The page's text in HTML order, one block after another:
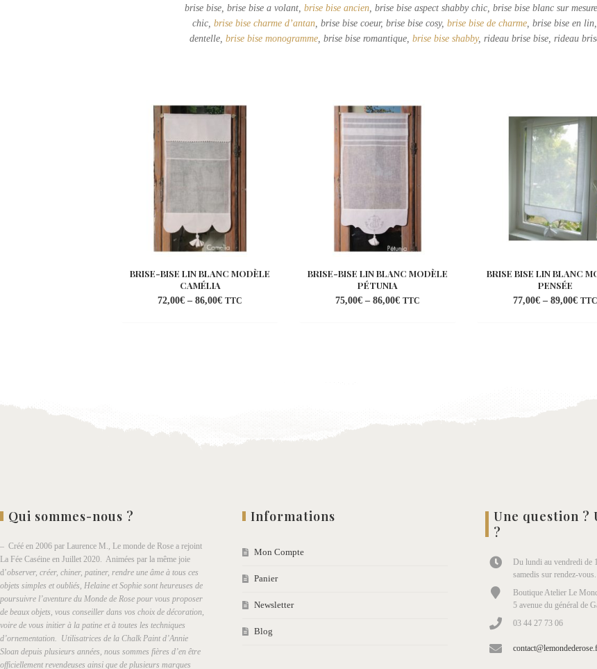
brise bise, brise bise a volant, brise bise ancien, brise bise aspect shabby chic, brise bise blanc sur
chic, brise bise charme d’antan, brise bise coeur, brise bise cosy, brise bise de charme, brise bise en
dentelle, brise bise monogramme, brise bise romantique, brise bise shabby, rideau brise bise, rideau
BRISE-BISE LIN BLANC MODÈLE
CAMÉLIA
72,00€ – 86,00€ TTC
BRISE-BISE LIN BLANC MODÈLE
PÉTUNIA
75,00€ – 86,00€ TTC
BRISE BISE LIN BLANC
PENSÉE
77,00€ – 89,00€ TTC
Qui sommes-nous ?
– Créé en 2006 par Laurence M., Le monde de Rose a rejoint
La Fée Caséine en Juillet 2020. Animées par la même joie
d’observer, créer, chiner, patiner, rendre une âme à tous ces
objets simples et oubliés, Helaine et Sophie sont heureuses de
poursuivre l’aventure du Monde de Rose pour vous proposer
de beaux objets, vous conseiller dans vos choix de décoration,
voire de vous initier à la patine et à toutes les techniques
d’ornementation. Utilisatrices de la Chalk Paint d’Annie
Sloan depuis plusieurs années, nous sommes fières d’en être
officiellement revendeuses ainsi que de plusieurs marques
Informations
Mon Compte
Panier
Newsletter
Blog
Une question ?
?
Du lundi au vendredi de
samedis sur rendez-vous.
Boutique Atelier Le
5 avenue du général de
03 44 27 73 06